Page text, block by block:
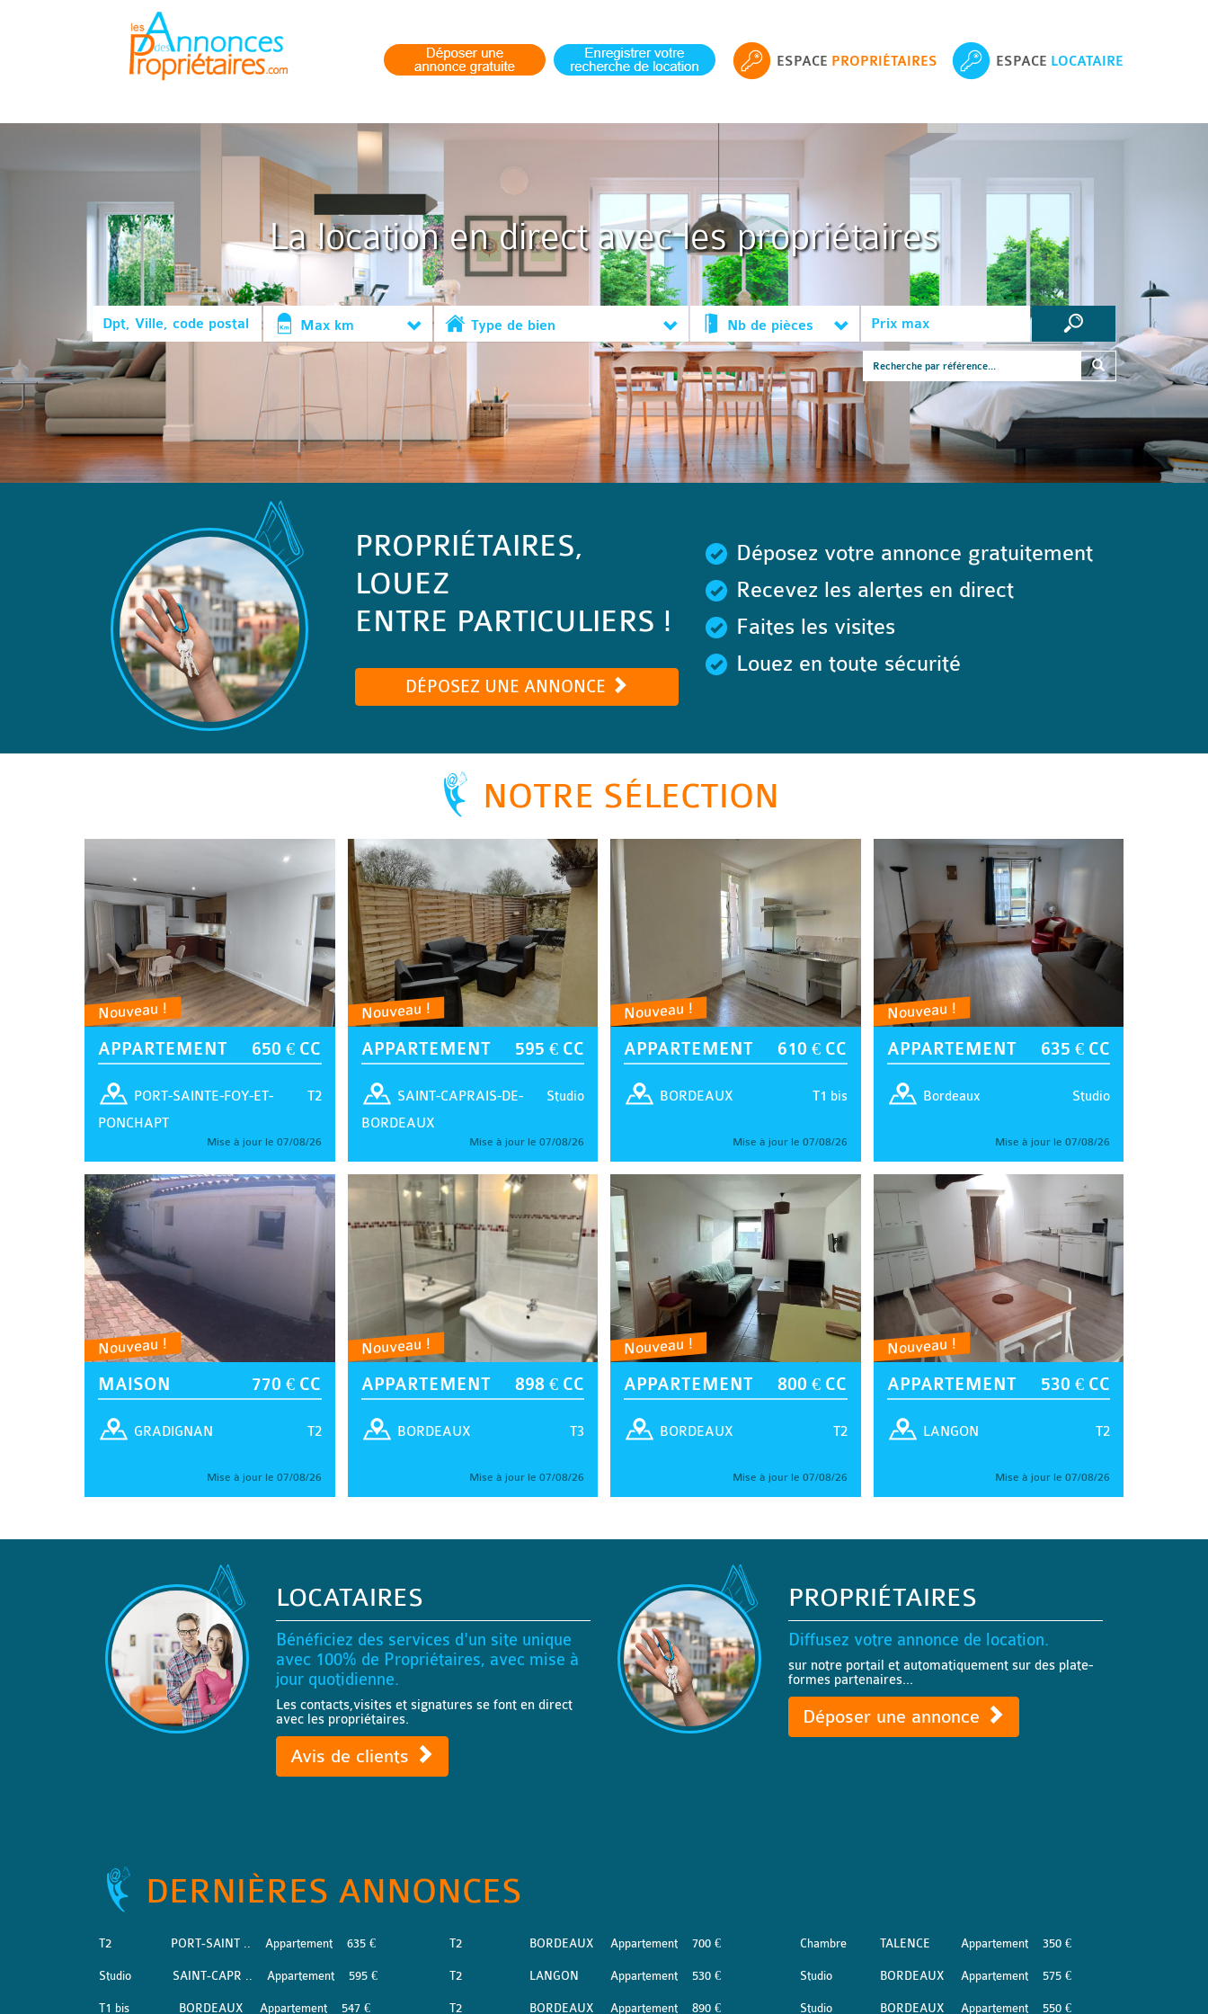
ESPACE PROPRIÉTAIRES ESPACE LOCATAIRE
La location en direct avec les propriétaires
Max km Type de bien Nb de pièces
PROPRIÉTAIRES,
LOUEZ
ENTRE PARTICULIERS !
DÉPOSEZ UNE ANNONCE
Déposez votre annonce gratuitement
Recevez les alertes en direct
Faites les visites
Louez en toute sécurité
NOTRE SÉLECTION
Nouveau !
APPARTEMENT 650 € CC
T2
PORT-SAINTE-FOY-ET-
PONCHAPT
Mise à jour le 07/08/26
Nouveau !
APPARTEMENT 595 € CC
Studio
SAINT-CAPRAIS-DE-
BORDEAUX
Mise à jour le 07/08/26
Nouveau !
APPARTEMENT 610 € CC
T1 bis
BORDEAUX
Mise à jour le 07/08/26
Nouveau !
APPARTEMENT 635 € CC
Studio
Bordeaux
Mise à jour le 07/08/26
Nouveau !
MAISON 770 € CC
T2
GRADIGNAN
Mise à jour le 07/08/26
Nouveau !
APPARTEMENT 898 € CC
T3
BORDEAUX
Mise à jour le 07/08/26
Nouveau !
APPARTEMENT 800 € CC
T2
BORDEAUX
Mise à jour le 07/08/26
Nouveau !
APPARTEMENT 530 € CC
T2
LANGON
Mise à jour le 07/08/26
LOCATAIRES
Bénéficiez des services d'un site unique
avec 100% de Propriétaires, avec mise à
jour quotidienne.
Les contacts,visites et signatures se font en direct
avec les propriétaires.
Avis de clients
PROPRIÉTAIRES
Diffusez votre annonce de location.
sur notre portail et automatiquement sur des plate-
formes partenaires...
Déposer une annonce
DERNIÈRES ANNONCES
T2 PORT-SAINT .. Appartement 635 €
Studio SAINT-CAPR .. Appartement 595 €
T1 bis BORDEAUX Appartement 547 €
T2 BORDEAUX Appartement 700 €
T2 LANGON Appartement 530 €
T2 BORDEAUX Appartement 890 €
Chambre TALENCE Appartement 350 €
Studio BORDEAUX Appartement 575 €
Studio BORDEAUX Appartement 550 €